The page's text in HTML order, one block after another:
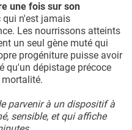
une fois sur son
qui n'est jamais
Les nourrissons atteints
un seul gène muté qui
progéniture puisse avoir
qu'un dépistage précoce
mortalité.
parvenir à un dispositif à
sensible, et qui affiche